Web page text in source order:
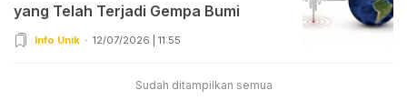
yang Telah Terjadi Gempa Bumi
Info Unik 12/07/2026 | 11:55
Sudah ditampilkan semua